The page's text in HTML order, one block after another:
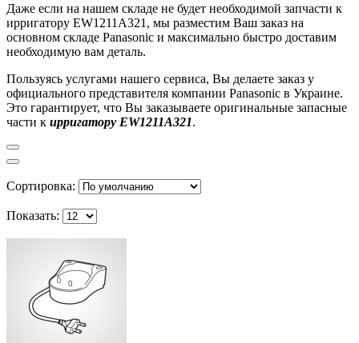
Даже если на нашем складе не будет необходимой запчасти к
ирригатору EW1211A321, мы разместим Ваш заказ на
основном складе Panasonic и максимально быстро доставим
необходимую вам деталь.
Пользуясь услугами нашего сервиса, Вы делаете заказ у
официального представителя компании Panasonic в Украине.
Это гарантирует, что Вы заказываете оригинальные запасные
части к ирригатору EW1211A321.
Сортировка:
Показать: